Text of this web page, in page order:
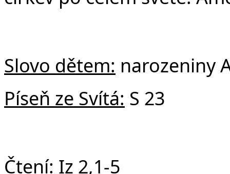
Slovo dětem: narozeniny
Píseň ze Svítá: S 23
Čtení: Iz 2,1-5